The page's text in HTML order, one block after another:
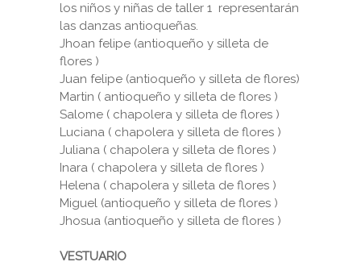
los niños y niñas de taller 1 representarán
las danzas antioqueñas.
Jhoan felipe (antioqueño y silleta de
flores )
Juan felipe (antioqueño y silleta de flores)
Martin ( antioqueño y silleta de flores )
Salome ( chapolera y silleta de flores )
Luciana ( chapolera y silleta de flores )
Juliana ( chapolera y silleta de flores )
Inara ( chapolera y silleta de flores )
Helena ( chapolera y silleta de flores )
Miguel (antioqueño y silleta de flores )
Jhosua (antioqueño y silleta de flores )
VESTUARIO